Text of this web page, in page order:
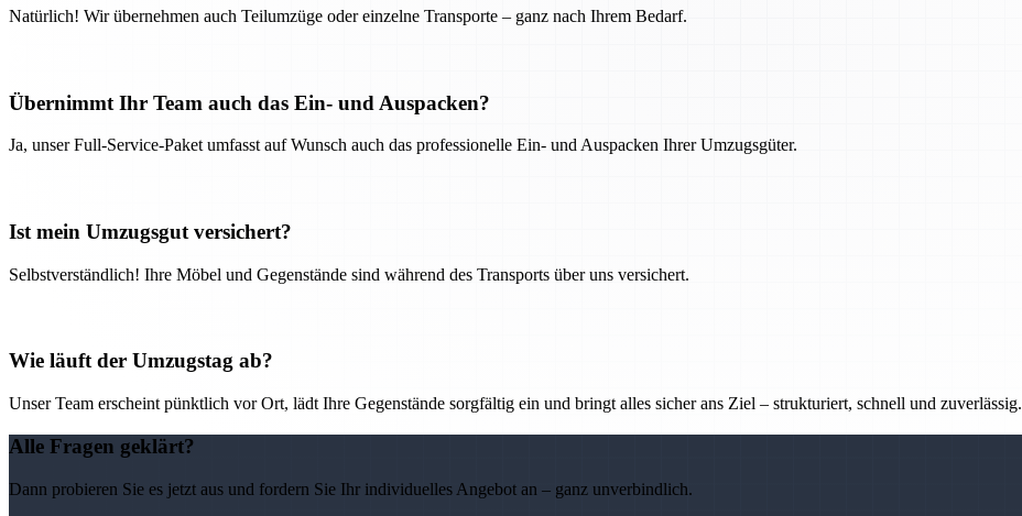
Natürlich! Wir übernehmen auch Teilumzüge oder einzelne Transporte – ganz nach Ihrem Bedarf.
Übernimmt Ihr Team auch das Ein- und Auspacken?
Ja, unser Full-Service-Paket umfasst auf Wunsch auch das professionelle Ein- und Auspacken Ihrer Umzugsgüter.
Ist mein Umzugsgut versichert?
Selbstverständlich! Ihre Möbel und Gegenstände sind während des Transports über uns versichert.
Wie läuft der Umzugstag ab?
Unser Team erscheint pünktlich vor Ort, lädt Ihre Gegenstände sorgfältig ein und bringt alles sicher ans Ziel – strukturiert, schnell und zuverlässig.
Alle Fragen geklärt?
Dann probieren Sie es jetzt aus und fordern Sie Ihr individuelles Angebot an – ganz unverbindlich.